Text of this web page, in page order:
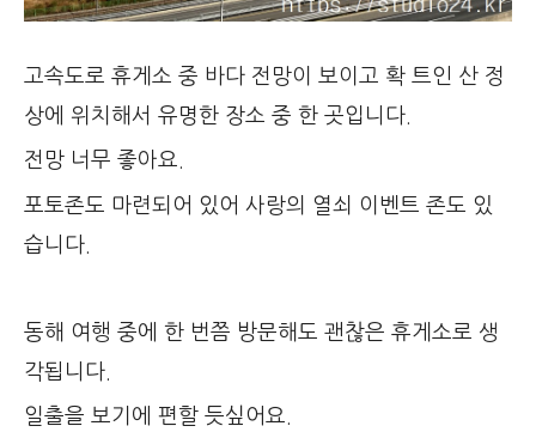
고속도로 휴게소 중 바다 전망이 보이고 확 트인 산 정
상에 위치해서 유명한 장소 중 한 곳입니다.
전망 너무 좋아요.
포토존도 마련되어 있어 사랑의 열쇠 이벤트 존도 있
습니다.
동해 여행 중에 한 번쯤 방문해도 괜찮은 휴게소로 생
각됩니다.
일출을 보기에 편할 듯싶어요.